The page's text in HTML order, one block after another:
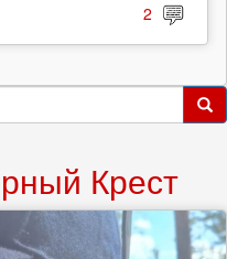
2
Крест